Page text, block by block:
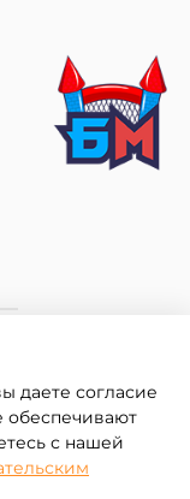
даете согласие
обеспечивают
с нашей